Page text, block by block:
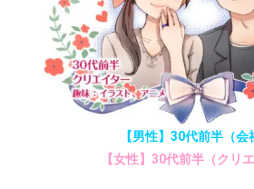
【男性】30代前半（会
【女性】30代前半（クリ